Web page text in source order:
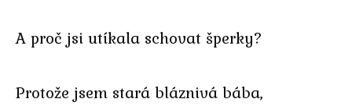
A proč jsi utíkala schovat šperky?
Protože jsem stará bláznivá bába,